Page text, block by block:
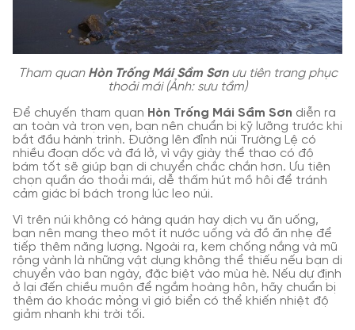
Tham quan Hòn Trống Mái Sầm Sơnưu tiên trang phục
thoải mái (Ảnh: sưu tầm)
Để chuyến tham quan Hòn Trống Mái Sầm Sơn diễn ra
an toàn và trọn vẹn, bạn nên chuẩn bị kỹ lưỡng trước khi
bắt đầu hành trình. Đường lên đỉnh núi Trường Lệ có
nhiều đoạn dốc và đá lở, vì vậy giày thể thao có độ
bám tốt sẽ giúp bạn di chuyển chắc chắn hơn. Ưu tiên
chọn quần áo thoải mái, dễ thấm hút mồ hôi để tránh
cảm giác bí bách trong lúc leo núi.
Vì trên núi không có hàng quán hay dịch vụ ăn uống,
bạn nên mang theo một ít nước uống và đồ ăn nhẹ để
tiếp thêm năng lượng. Ngoài ra, kem chống nắng và mũ
rộng vành là những vật dụng không thể thiếu nếu bạn di
chuyển vào ban ngày, đặc biệt vào mùa hè. Nếu dự định
ở lại đến chiều muộn để ngắm hoàng hôn, hãy chuẩn bị
thêm áo khoác mỏng vì gió biển có thể khiến nhiệt độ
giảm nhanh khi trời tối.